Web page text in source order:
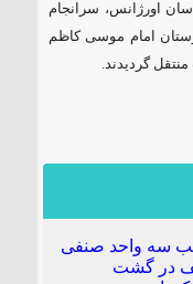
اورژانس، سرانجام
امام موسی کاظم
گردیدند.